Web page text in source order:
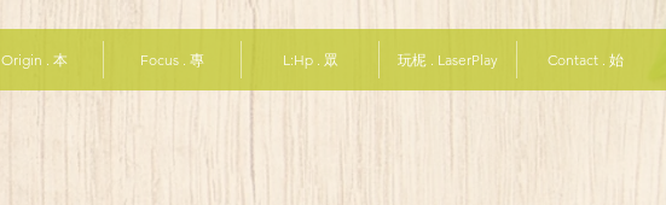
Origin . 本 Focus . 專 L:Hp . 眾 玩柅 . LaserPlay Contact . 始